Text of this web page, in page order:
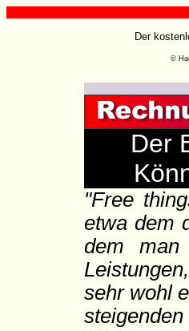
Der
©
Der
"Free
etwa dem
dem man
sehr wohl